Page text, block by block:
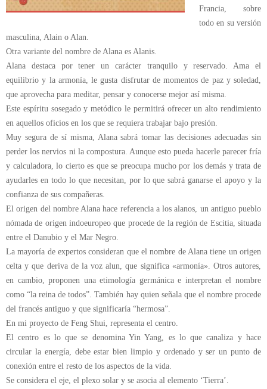
Francia, sobre
todo en su versión
masculina, Alain o Alan.
Otra variante del nombre de Alana es Alanis.
Alana destaca por tener un carácter tranquilo y reservado. Ama el
equilibrio y la armonía, le gusta disfrutar de momentos de paz y soledad,
que aprovecha para meditar, pensar y conocerse mejor así misma.
Este espíritu sosegado y metódico le permitirá ofrecer un alto rendimiento
en aquellos oficios en los que se requiera trabajar bajo presión.
Muy segura de sí misma, Alana sabrá tomar las decisiones adecuadas sin
perder los nervios ni la compostura. Aunque esto pueda hacerle parecer fría
y calculadora, lo cierto es que se preocupa mucho por los demás y trata de
ayudarles en todo lo que necesitan, por lo que sabrá ganarse el apoyo y la
confianza de sus compañeras.
El origen del nombre Alana hace referencia a los alanos, un antiguo pueblo
nómada de origen indoeuropeo que procede de la región de Escitia, situada
entre el Danubio y el Mar Negro.
La mayoría de expertos consideran que el nombre de Alana tiene un origen
celta y que deriva de la voz alun, que significa «armonía». Otros autores,
en cambio, proponen una etimología germánica e interpretan el nombre
como “la reina de todos”. También hay quien señala que el nombre procede
del francés antiguo y que significaría “hermosa”.
En mi proyecto de Feng Shui, representa el centro.
El centro es lo que se denomina Yin Yang, es lo que canaliza y hace
circular la energía, debe estar bien limpio y ordenado y ser un punto de
conexión entre el resto de los aspectos de la vida.
Se considera el eje, el plexo solar y se asocia al elemento ‘Tierra’.